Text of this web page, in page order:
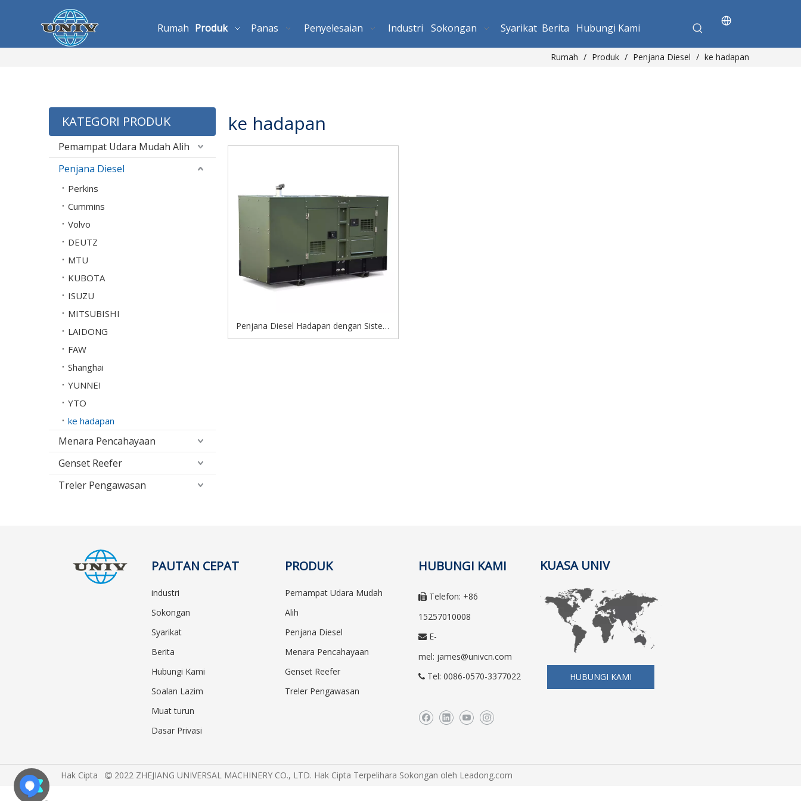
Rumah Produk Panas Penyelesaian Industri Sokongan Syarikat Berita Hubungi Kami
Rumah / Produk / Penjana Diesel / ke hadapan
KATEGORI PRODUK
Pemampat Udara Mudah Alih
Penjana Diesel
Perkins
Cummins
Volvo
DEUTZ
MTU
KUBOTA
ISUZU
MITSUBISHI
LAIDONG
FAW
Shanghai
YUNNEI
YTO
ke hadapan
Menara Pencahayaan
Genset Reefer
Treler Pengawasan
ke hadapan
Penjana Diesel Hadapan dengan Sistem
Kuasa Penjanaan Sendiri Pelepasan
PAUTAN CEPAT
industri
Sokongan
Syarikat
Berita
Hubungi Kami
Soalan Lazim
Muat turun
Dasar Privasi
PRODUK
Pemampat Udara Mudah
Alih
Penjana Diesel
Menara Pencahayaan
Genset Reefer
Treler Pengawasan
HUBUNGI KAMI
 Telefon: +86
15257010008
 E-
mel: james@univcn.com
 Tel: 0086-0570-3377022
KUASA UNIV
HUBUNGI KAMI
Hak Cipta  2022 ZHEJIANG UNIVERSAL MACHINERY CO., LTD. Hak Cipta Terpelihara Sokongan oleh Leadong.com